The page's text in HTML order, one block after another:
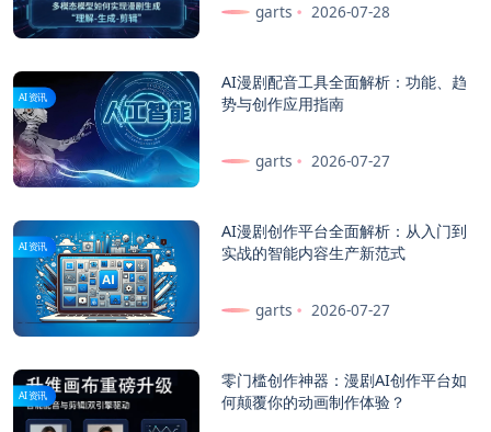
garts 2026-07-28
AI资讯
AI漫剧配音工具全面解析：功能、趋
势与创作应用指南
garts 2026-07-27
AI资讯
AI漫剧创作平台全面解析：从入门到
实战的智能内容生产新范式
garts 2026-07-27
AI资讯
零门槛创作神器：漫剧AI创作平台如
何颠覆你的动画制作体验？